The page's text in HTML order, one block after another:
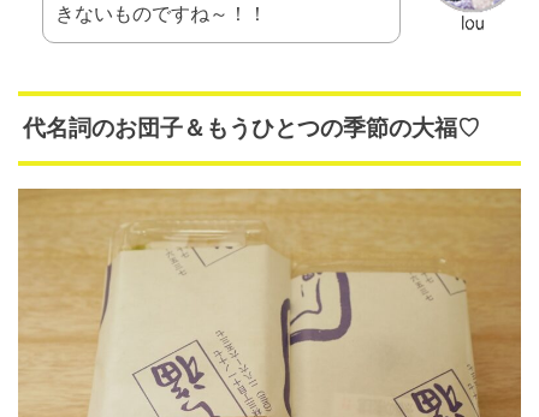
きないものですね～！！
代名詞のお団子＆もうひとつの季節の大福♡